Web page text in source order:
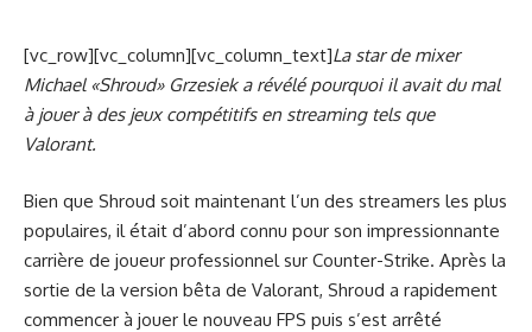
[vc_row][vc_column][vc_column_text]La star de mixer
Michael «Shroud» Grzesiek a révélé pourquoi il avait du mal
à jouer à des jeux compétitifs en streaming tels que
Valorant.
Bien que Shroud soit maintenant l’un des streamers les plus
populaires, il était d’abord connu pour son impressionnante
carrière de joueur professionnel sur Counter-Strike. Après la
sortie de la version bêta de Valorant, Shroud a rapidement
commencer à jouer le nouveau FPS puis s’est arrêté